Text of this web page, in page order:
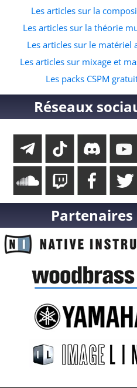
Les articles sur la
Les articles sur la théorie
Les articles sur le matériel
Les articles sur mixage et
Les packs CSPM
Réseaux
Partenaires